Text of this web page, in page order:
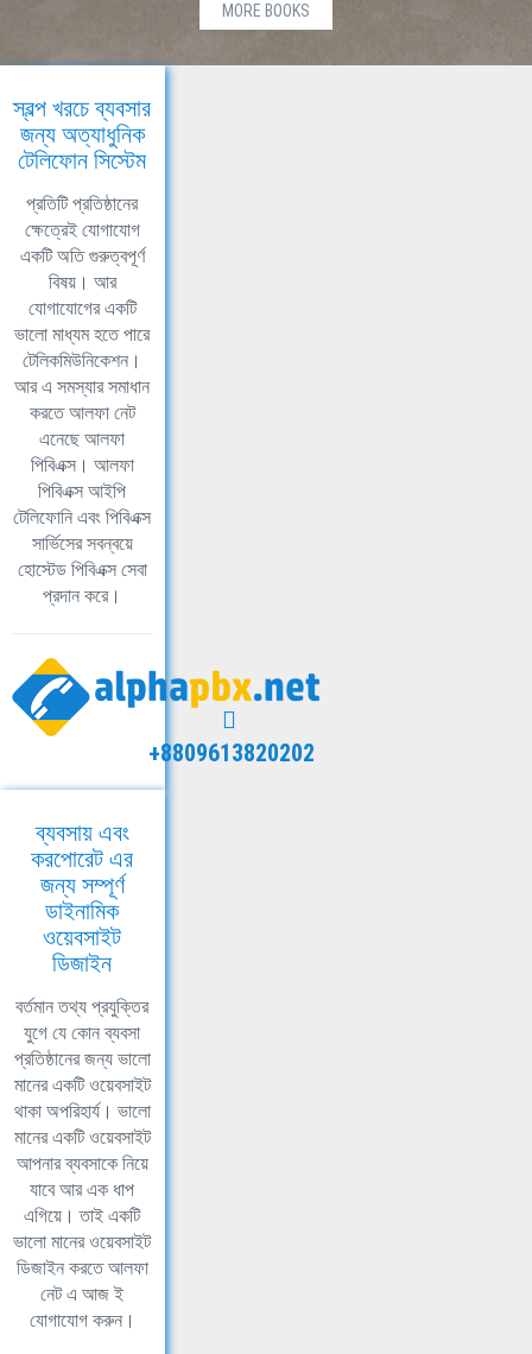
MORE BOOKS
স্বল্প খরচে ব্যবসার
জন্য অত্যাধুনিক
টেলিফোন সিস্টেম
প্রতিটি প্রতিষ্ঠানের
ক্ষেত্রেই যোগাযোগ
একটি অতি গুরুত্বপূর্ণ
বিষয়। আর
যোগাযোগের একটি
ভালো মাধ্যম হতে পারে
টেলিকমিউনিকেশন।
আর এ সমস্যার সমাধান
করতে আলফা নেট
এনেছে আলফা
পিবিএক্স। আলফা
পিবিএক্স আইপি
টেলিফোনি এবং পিবিএক্স
সার্ভিসের সবন্বয়ে
হোস্টেড পিবিএক্স সেবা
প্রদান করে।
+8809613820202
ব্যবসায় এবং
করপোরেট এর
জন্য সম্পূর্ণ
ডাইনামিক
ওয়েবসাইট
ডিজাইন
বর্তমান তথ্য প্রযুক্তির
যুগে যে কোন ব্যবসা
প্রতিষ্ঠানের জন্য ভালো
মানের একটি ওয়েবসাইট
থাকা অপরিহার্য। ভালো
মানের একটি ওয়েবসাইট
আপনার ব্যবসাকে নিয়ে
যাবে আর এক ধাপ
এগিয়ে। তাই একটি
ভালো মানের ওয়েবসাইট
ডিজাইন করতে আলফা
নেট এ আজ ই
যোগাযোগ করুন।